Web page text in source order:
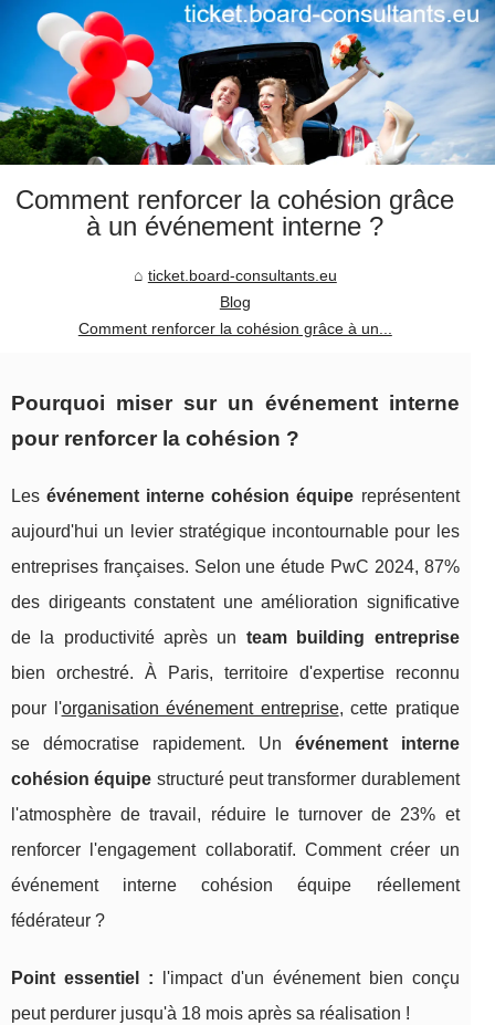
Comment renforcer la cohésion grâce
à un événement interne ?
ticket.board-consultants.eu
Blog
Comment renforcer la cohésion grâce à un...
Pourquoi miser sur un événement interne
pour renforcer la cohésion ?
Lesévénement interne cohésion équipe représentent
aujourd'hui un levier stratégique incontournable pour les
entreprises françaises. Selon une étude PwC 2024, 87%
des dirigeants constatent une amélioration significative
de la productivité après un team building entreprise
bien orchestré. À Paris, territoire d'expertise reconnu
pour l'organisation événement entreprise, cette pratique
se démocratise rapidement. Un événement interne
cohésion équipe structuré peut transformer durablement
l'atmosphère de travail, réduire le turnover de 23% et
renforcer l'engagement collaboratif. Comment créer un
événement interne cohésion équipe réellement
fédérateur ?
Point essentiel : l'impact d'un événement bien conçu
peut perdurer jusqu'à 18 mois après sa réalisation !